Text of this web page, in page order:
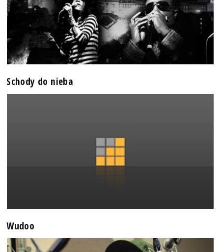
Schody do nieba
Wudoo